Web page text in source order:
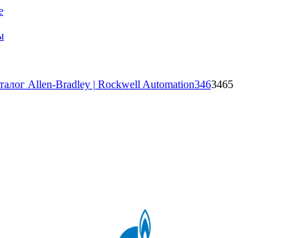
Allen-Bradley | Rockwell Automation3463465